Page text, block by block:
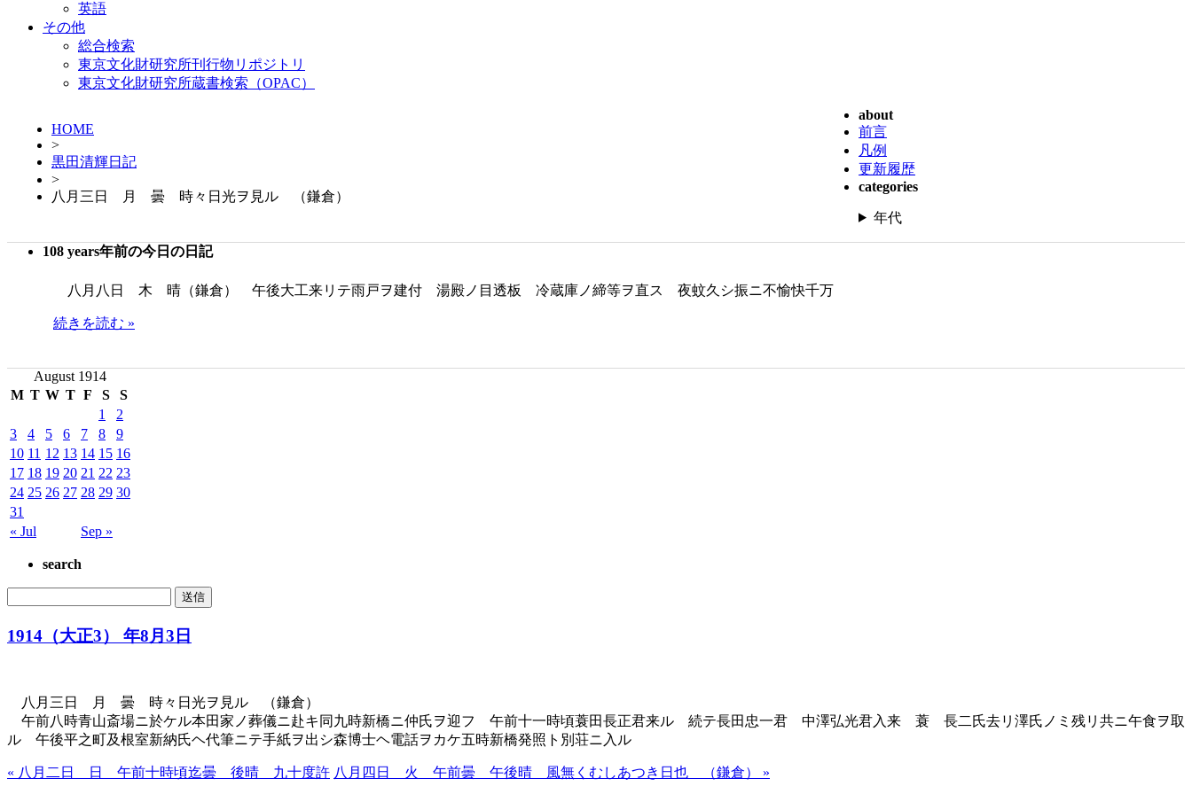
英語
その他
総合検索
東京文化財研究所刊行物リポジトリ
東京文化財研究所蔵書検索（OPAC）
HOME
>
黒田清輝日記
>
八月三日 月 曇 時々日光ヲ見ル （鎌倉）
about
前言
凡例
更新履歴
categories
年代
108 years年前の今日の日記
八月八日 木 晴（鎌倉） 午後大工来リテ雨戸ヲ建付 湯殿ノ目透板 冷蔵庫ノ締等ヲ直ス 夜蚊久シ振ニ不愉快千万
続きを読む »
August 1914
M T W T F S S
« Jul Sep »
1
2
3
4 5 6 7 8
9
10 11 12 13 14 15 16
17 18 19 20 21 22 23
24 25 26 27 28 29 30
31
search
1914（大正3） 年8月3日
八月三日 月 曇 時々日光ヲ見ル （鎌倉）
午前八時青山斎場ニ於ケル本田家ノ葬儀ニ赴キ同九時新橋ニ仲氏ヲ迎フ 午前十一時頃蓑田長正君来ル 続テ長田忠一君 中澤弘光君入来 蓑 長二氏去リ澤氏ノミ残リ共ニ午食ヲ取
ル 午後平之町及根室新納氏ヘ代筆ニテ手紙ヲ出シ森博士ヘ電話ヲカケ五時新橋発照ト別荘ニ入ル
« 八月二日 日 午前十時頃迄曇 後晴 九十度許 八月四日 火 午前曇 午後晴 風無くむしあつき日也 （鎌倉） »